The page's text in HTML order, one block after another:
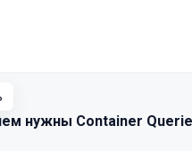
нужны Container